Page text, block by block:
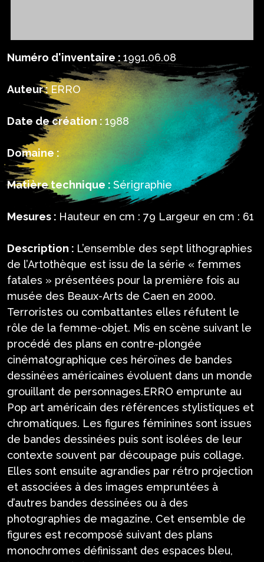
Numéro d'inventaire : 1991.06.08
Auteur : ERRO
Date de création : 1988
Domaine :
Matière technique :Sérigraphie
Mesures : Hauteur en cm : 79 Largeur en cm : 61
Description : L’ensemble des sept lithographies
de l’Artothèque est issu de la série « femmes
fatales » présentées pour la première fois au
musée des Beaux-Arts de Caen en 2000.
Terroristes ou combattantes elles réfutent le
rôle de la femme-objet. Mis en scène suivant le
procédé des plans en contre-plongée
cinématographique ces héroïnes de bandes
dessinées américaines évoluent dans un monde
grouillant de personnages.ERRO emprunte au
Pop art américain des références stylistiques et
chromatiques. Les figures féminines sont issues
de bandes dessinées puis sont isolées de leur
contexte souvent par découpage puis collage.
Elles sont ensuite agrandies par rétro projection
et associées à des images empruntées à
d’autres bandes dessinées ou à des
photographies de magazine. Cet ensemble de
figures est recomposé suivant des plans
monochromes définissant des espaces bleu,